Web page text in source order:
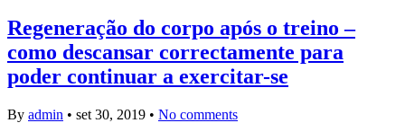
Regeneração do corpo após o treino –
como descansar correctamente para
poder continuar a exercitar-se
By admin • set 30, 2019 • No comments